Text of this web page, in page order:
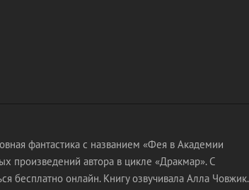
фантастика с названием «Фея в Академии
произведений автора в цикле «Дракмар». С
бесплатно онлайн. Книгу озвучивала Алла Човжик.